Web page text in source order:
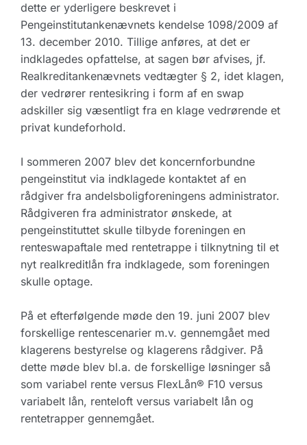
dette er yderligere beskrevet i
Pengeinstitutankenævnets kendelse 1098/2009 af
13. december 2010. Tillige anføres, at det er
indklagedes opfattelse, at sagen bør afvises, jf.
Realkreditankenævnets vedtægter § 2, idet klagen,
der vedrører rentesikring i form af en swap
adskiller sig væsentligt fra en klage vedrørende et
privat kundeforhold.
I sommeren 2007 blev det koncernforbundne
pengeinstitut via indklagede kontaktet af en
rådgiver fra andelsboligforeningens administrator.
Rådgiveren fra administrator ønskede, at
pengeinstituttet skulle tilbyde foreningen en
renteswapaftale med rentetrappe i tilknytning til et
nyt realkreditlån fra indklagede, som foreningen
skulle optage.
På et efterfølgende møde den 19. juni 2007 blev
forskellige rentescenarier m.v. gennemgået med
klagerens bestyrelse og klagerens rådgiver. På
dette møde blev bl.a. de forskellige løsninger så
som variabel rente versus FlexLån® F10 versus
variabelt lån, renteloft versus variabelt lån og
rentetrapper gennemgået.